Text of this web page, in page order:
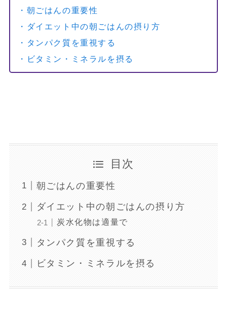
・朝ごはんの重要性
・ダイエット中の朝ごはんの摂り方
・タンパク質を重視する
・ビタミン・ミネラルを摂る
目次
朝ごはんの重要性
ダイエット中の朝ごはんの摂り方
炭水化物は適量で
タンパク質を重視する
ビタミン・ミネラルを摂る